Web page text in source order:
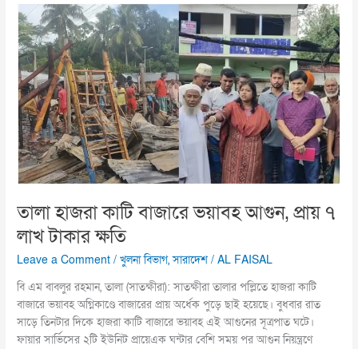
তালা হাজরা কাটি বাজারে ভয়াবহ আগুন, প্রায় ৭
লাখ টাকার ক্ষতি
Leave a Comment /খুলনা বিভাগ,সারাদেশ /AL FAISAL
বি এম বাবলুর রহমান, তালা (সাতক্ষীরা): সাতক্ষীরা তালার পল্লিতে হাজরা কাটি
বাজারে ভয়াবহ অগ্নিকাণ্ডে বাজারের প্রায় অর্ধেক পুড়ে ছাই হয়েছে। বুধবার রাত
সাড়ে তিনটার দিকে হাজরা কাটি বাজারে ভয়াবহ এই আগুনের সূত্রপাত ঘটে।
ফায়ার সার্ভিসের ২টি ইউনিট প্রায়েএক ঘন্টার বেশি সময় পর আগুন নিয়ন্ত্রণে
তালা
হাজরা
কাটি
বাজারে
ভয়াবহ
আগুন,
প্রায়
৭
লাখ
টাকার
ক্ষতি